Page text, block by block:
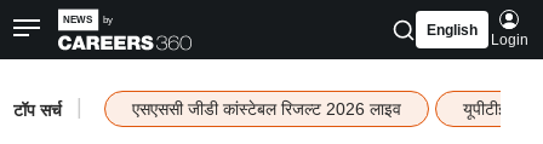
English
Login
टॉप सर्च एसएससी जीडी कांस्टेबल रिजल्ट 2026 लाइव यूपीटीईटी